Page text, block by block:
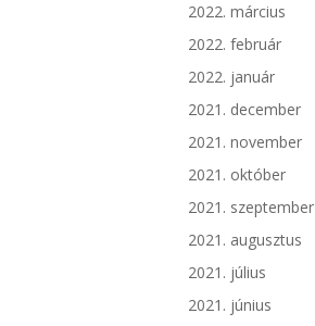
2022. március
2022. február
2022. január
2021. december
2021. november
2021. október
2021. szeptember
2021. augusztus
2021. július
2021. június